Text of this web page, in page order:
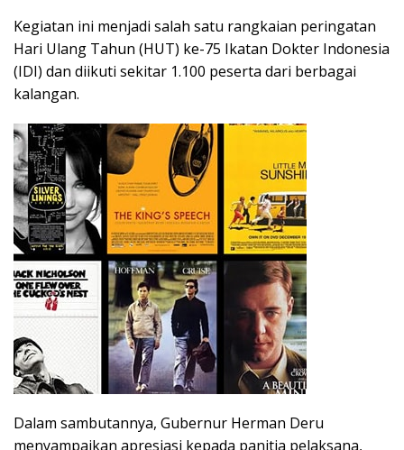
Kegiatan ini menjadi salah satu rangkaian peringatan
Hari Ulang Tahun (HUT) ke-75 Ikatan Dokter Indonesia
(IDI) dan diikuti sekitar 1.100 peserta dari berbagai
kalangan.
Dalam sambutannya, Gubernur Herman Deru
menyampaikan apresiasi kepada panitia pelaksana,